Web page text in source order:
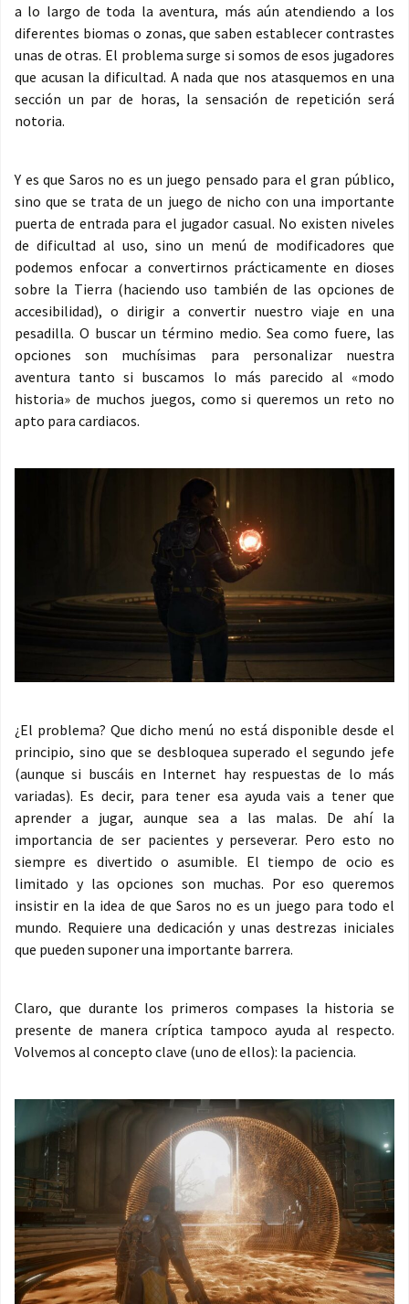
a lo largo de toda la aventura, más aún atendiendo a los
diferentes biomas o zonas, que saben establecer contrastes
unas de otras. El problema surge si somos de esos jugadores
que acusan la dificultad. A nada que nos atasquemos en una
sección un par de horas, la sensación de repetición será
notoria.
Y es que Saros no es un juego pensado para el gran público,
sino que se trata de un juego de nicho con una importante
puerta de entrada para el jugador casual. No existen niveles
de dificultad al uso, sino un menú de modificadores que
podemos enfocar a convertirnos prácticamente en dioses
sobre la Tierra (haciendo uso también de las opciones de
accesibilidad), o dirigir a convertir nuestro viaje en una
pesadilla. O buscar un término medio. Sea como fuere, las
opciones son muchísimas para personalizar nuestra
aventura tanto si buscamos lo más parecido al «modo
historia» de muchos juegos, como si queremos un reto no
apto para cardiacos.
¿El problema? Que dicho menú no está disponible desde el
principio, sino que se desbloquea superado el segundo jefe
(aunque si buscáis en Internet hay respuestas de lo más
variadas). Es decir, para tener esa ayuda vais a tener que
aprender a jugar, aunque sea a las malas. De ahí la
importancia de ser pacientes y perseverar. Pero esto no
siempre es divertido o asumible. El tiempo de ocio es
limitado y las opciones son muchas. Por eso queremos
insistir en la idea de que Saros no es un juego para todo el
mundo. Requiere una dedicación y unas destrezas iniciales
que pueden suponer una importante barrera.
Claro, que durante los primeros compases la historia se
presente de manera críptica tampoco ayuda al respecto.
Volvemos al concepto clave (uno de ellos): la paciencia.